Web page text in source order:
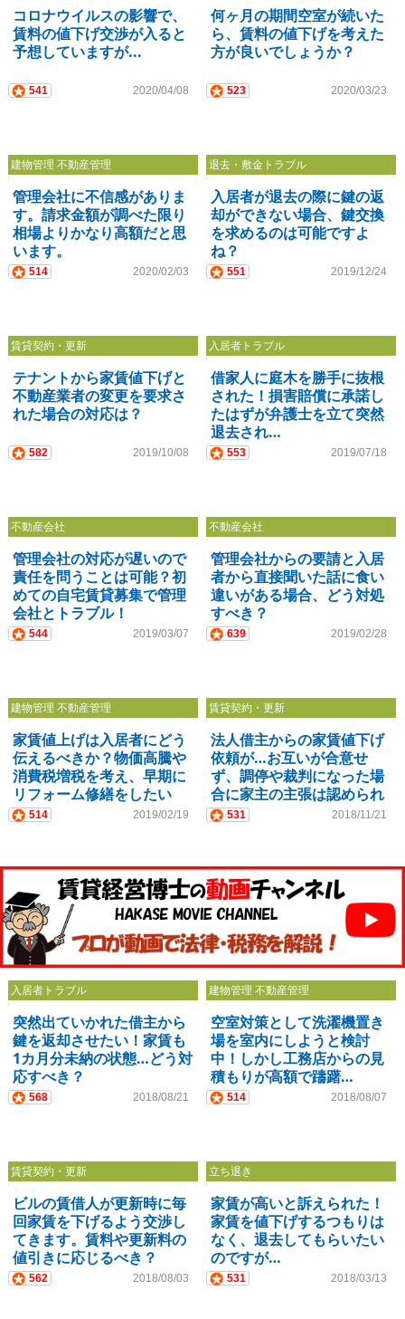
コロナウイルスの影響で、
賃料の値下げ交渉が入ると
予想していますが...
541 2020/04/08
何ヶ月の期間空室が続いた
ら、賃料の値下げを考えた
方が良いでしょうか？
523 2020/03/23
建物管理 不動産管理
管理会社に不信感がありま
す。請求金額が調べた限り
相場よりかなり高額だと思
います。
514 2020/02/03
退去・敷金トラブル
入居者が退去の際に鍵の返
却ができない場合、鍵交換
を求めるのは可能ですよ
ね？
551 2019/12/24
賃貸契約・更新
テナントから家賃値下げと
不動産業者の変更を要求さ
れた場合の対応は？
582 2019/10/08
入居者トラブル
借家人に庭木を勝手に抜根
された！損害賠償に承諾し
たはずが弁護士を立て突然
退去され…
553 2019/07/18
不動産会社
管理会社の対応が遅いので
責任を問うことは可能？初
めての自宅賃貸募集で管理
会社とトラブル！
544 2019/03/07
不動産会社
管理会社からの要請と入居
者から直接聞いた話に食い
違いがある場合、どう対処
すべき？
639 2019/02/28
建物管理 不動産管理
家賃値上げは入居者にどう
伝えるべきか？物価高騰や
消費税増税を考え、早期に
リフォーム修繕をしたい
が…514 2019/02/19
賃貸契約・更新
法人借主からの家賃値下げ
依頼が…お互いが合意せ
ず、調停や裁判になった場
合に家主の主張は認められ
る？
531 2018/11/21
入居者トラブル
突然出ていかれた借主から
鍵を返却させたい！家賃も
1カ月分未納の状態…どう対
応すべき？
568 2018/08/21
建物管理 不動産管理
空室対策として洗濯機置き
場を室内にしようと検討
中！しかし工務店からの見
積もりが高額で躊躇…
514 2018/08/07
賃貸契約・更新
ビルの賃借人が更新時に毎
回家賃を下げるよう交渉し
てきます。賃料や更新料の
値引きに応じるべき？
562 2018/08/03
立ち退き
家賃が高いと訴えられた！
家賃を値下げするつもりは
なく、退去してもらいたい
のですが…
531 2018/03/13